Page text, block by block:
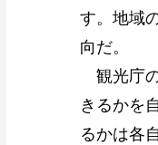
す。地域
向だ。
観光庁
きるかを
るかは各